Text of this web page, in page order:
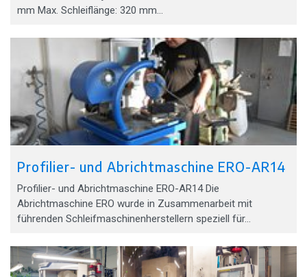
mm Max. Schleiflänge: 320 mm…
Profilier- und Abrichtmaschine ERO-AR14
Profilier- und Abrichtmaschine ERO-AR14 Die
Abrichtmaschine ERO wurde in Zusammenarbeit mit
führenden Schleifmaschinenherstellern speziell für…